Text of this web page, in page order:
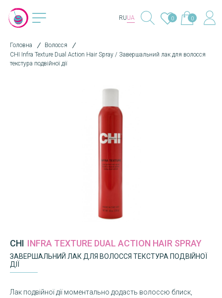
RUUA 0 0
Головна
Волосся
CHI Infra Texture Dual Action Hair Spray / Завершальний лак для волосся
текстура подвійної дії
CHI INFRA TEXTURE DUAL ACTION HAIR SPRAY
ЗАВЕРШАЛЬНИЙ ЛАК ДЛЯ ВОЛОССЯ ТЕКСТУРА ПОДВІЙНОЇ
ДІЇ
Лак подвійної дії моментально додасть волоссю блиск,